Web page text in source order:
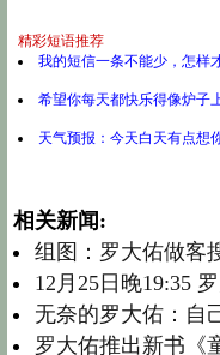
精彩短语推荐
我的短信一条不能少，怎样
希望你每天都快乐得像炉
天气预报：今天白天有点
相关新闻:
组图：罗大佑做客
12月25日晚19:35
无奈的罗大佑：自
罗大佑推出新书《